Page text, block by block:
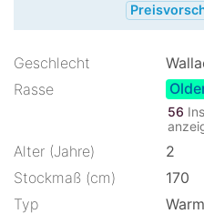
Geschlecht
Rasse
56
Alter (Jahre)
2
Stockmaß (cm)
170
Typ